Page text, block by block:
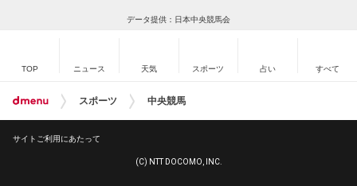
データ提供：日本中央競馬会
TOP ニュース 天気 スポーツ 占い すべて
スポーツ 中央競馬
サイトご利用にあたって
(C) NTT DOCOMO, INC.